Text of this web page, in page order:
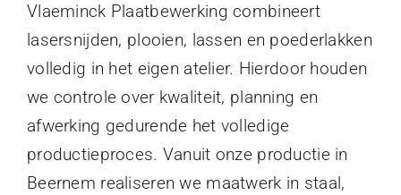
Vlaeminck Plaatbewerking combineert
lasersnijden, plooien, lassen en poederlakken
volledig in het eigen atelier. Hierdoor houden
we controle over kwaliteit, planning en
afwerking gedurende het volledige
productieproces. Vanuit onze productie in
Beernem realiseren we maatwerk in staal,